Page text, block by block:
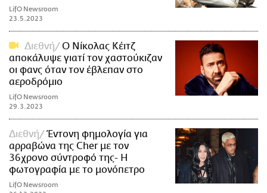
LifO Newsroom
23.5.2023
Διεθνή
Ο Νίκολας Κέιτζ
απoκάλυψε γιατί τον χαστούκιζαν
οι φανς όταν τον έβλεπαν στο
αεροδρόμιο
LifO Newsroom
29.3.2023
Διεθνή
Έντονη φημολογία για
αρραβώνα της Cher με τον
36χρονο σύντροφό της- Η
φωτογραφία με το μονόπετρο
LifO Newsroom